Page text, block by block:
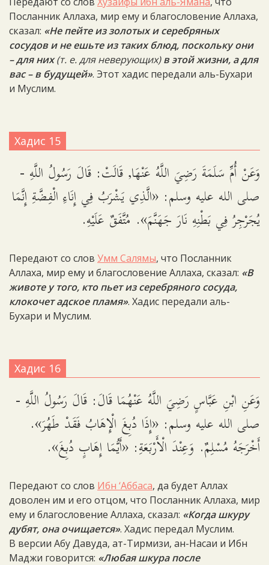
Посланник Аллаха, мир ему и благословение Аллаха,
сказал: «Не пейте из золотых и серебряных
сосудов и не ешьте из таких блюд, поскольку они
– для них(т. е. для неверующих)в этой жизни, а для
вас – в будущей». Этот хадис передали аль-Бухари
и Муслим.
Хадис 15
وَعَنْ أُمِّ سَلَمَةَ رَضِيَ اللَّهُ عَنْهَا, قَالَتْ: قَالَ رَسُولُ اللَّهِ -
صلى الله عليه وسلم: «الَّذِي يَشْرَبُ فِي إِنَاءِ الْفِضَّةِ إِنَّمَا
يُجَرْجِرُ فِي بَطْنِهِ نَارَ جَهَنَّمَ». مُتَّفَقٌ عَلَيْهِ.
Передают со слов Умм Салямы, что Посланник
Аллаха, мир ему и благословение Аллаха, сказал: «В
животе у того, кто пьет из серебряного сосуда,
клокочет адское пламя». Хадис передали аль-
Бухари и Муслим.
Хадис 16
وَعَنِ ابْنِ عَبَّاسٍ رَضِيَ اللَّهُ عَنْهُمَا قَالَ: قَالَ رَسُولُ اللَّهِ -
صلى الله عليه وسلم: «إِذَا دُبِغَ الْإِهَابُ فَقَدْ طَهُرَ».
أَخْرَجَهُ مُسْلِمٌ. وَعِنْدَ الْأَرْبَعَةِ: «أَيُّمَا إِهَابٍ دُبِغَ».
Передают со слов Ибн ‘Аббаса, да будет Аллах
доволен им и его отцом, что Посланник Аллаха, мир
ему и благословение Аллаха, сказал: «Когда шкуру
дубят, она очищается». Хадис передал Муслим.
В версии Абу Давуда, ат-Тирмизи, ан-Насаи и Ибн
Маджи говорится: «Любая шкура после